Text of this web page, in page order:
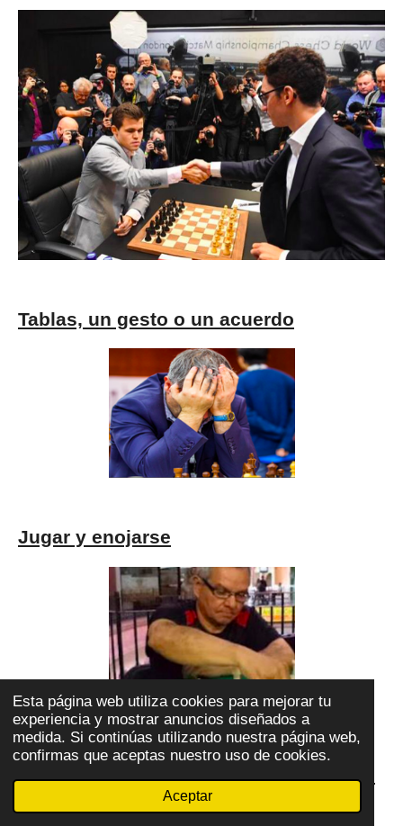
Esta página web utiliza cookies para mejorar tu
experiencia y mostrar anuncios diseñados a
medida. Si continúas utilizando nuestra página web,
confirmas que aceptas nuestro uso de cookies.
Aceptar
Tablas, un gesto o un acuerdo
Jugar y enojarse
David Rangel Tapia, un juego magistral